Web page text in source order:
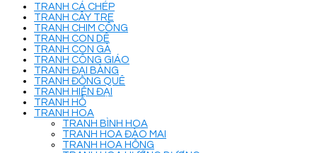
TRANH CÁ CHÉP
TRANH CÂY TRE
TRANH CHIM CÔNG
TRANH CON DÊ
TRANH CON GÀ
TRANH CÔNG GIÁO
TRANH ĐẠI BÀNG
TRANH ĐỒNG QUÊ
TRANH HIỆN ĐẠI
TRANH HỔ
TRANH HOA
TRANH BÌNH HOA
TRANH HOA ĐÀO MAI
TRANH HOA HỒNG